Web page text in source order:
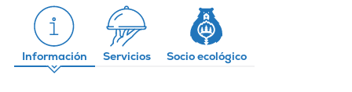
Información Servicios Socio ecológico